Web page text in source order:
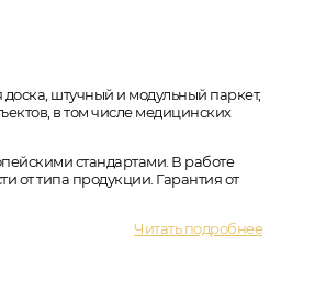
штучный и модульный паркет,
в том числе медицинских
стандартами. В работе
от типа продукции. Гарантия от
Читать подробнее